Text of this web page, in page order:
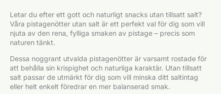
Letar du efter ett gott och naturligt snacks utan tillsatt salt?
Våra pistagenötter utan salt är ett perfekt val för dig som vill
njuta av den rena, fylliga smaken av pistage – precis som
naturen tänkt.
Dessa noggrant utvalda pistagenötter är varsamt rostade för
att behålla sin krispighet och naturliga karaktär. Utan tillsatt
salt passar de utmärkt för dig som vill minska ditt saltintag
eller helt enkelt föredrar en mer balanserad smak.